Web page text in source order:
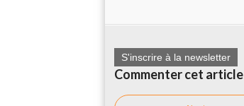
S'inscrire à la newsletter
Commenter cet article